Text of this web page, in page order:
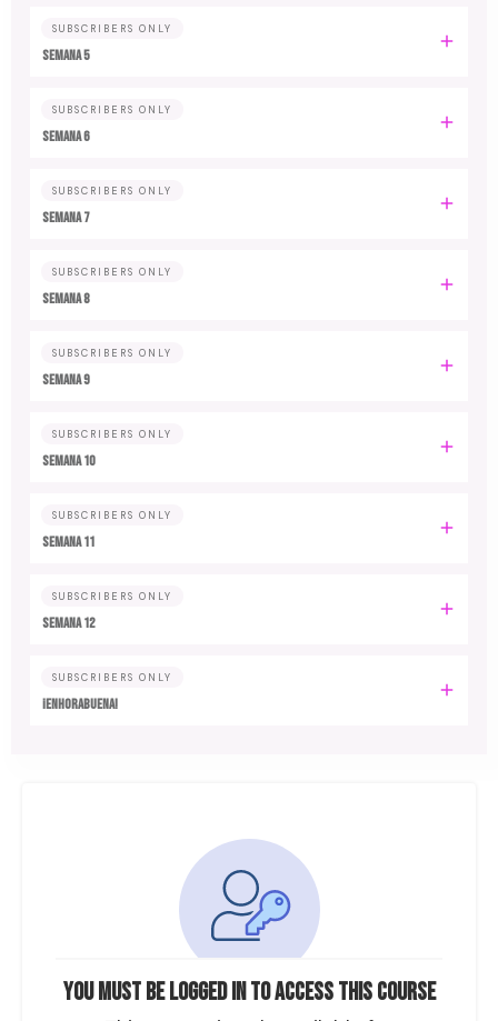
You must be logged in to access this course
SUBSCRIBERS ONLY
Semana 5
SUBSCRIBERS ONLY
Semana 6
SUBSCRIBERS ONLY
Semana 7
SUBSCRIBERS ONLY
Semana 8
SUBSCRIBERS ONLY
Semana 9
SUBSCRIBERS ONLY
Semana 10
SUBSCRIBERS ONLY
Semana 11
SUBSCRIBERS ONLY
Semana 12
SUBSCRIBERS ONLY
¡Enhorabuena!